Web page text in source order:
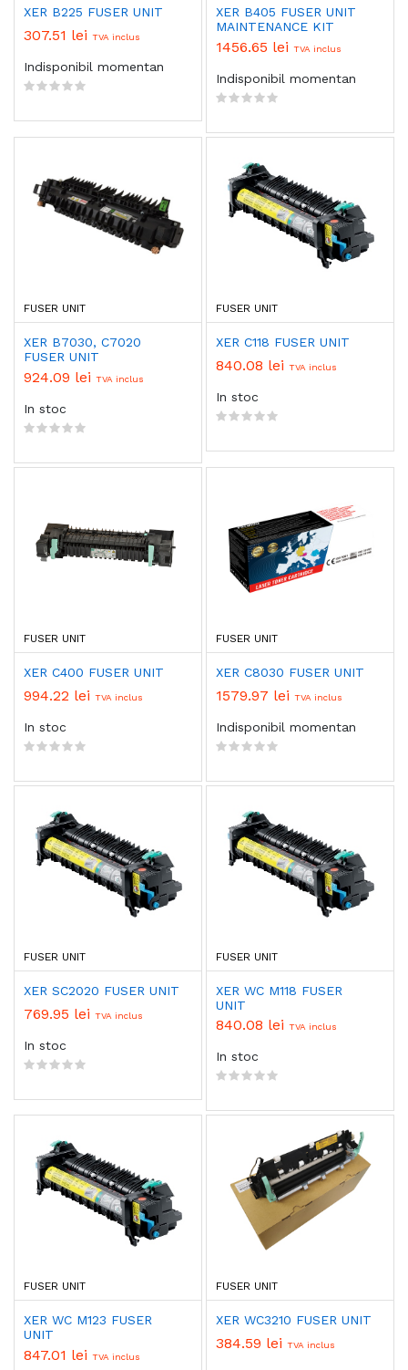
XER B225 FUSER UNIT
307.51 lei TVA inclus
Indisponibil momentan
XER B405 FUSER UNIT
MAINTENANCE KIT
1456.65 lei TVA inclus
Indisponibil momentan
FUSER UNIT
XER B7030, C7020
FUSER UNIT
924.09 lei TVA inclus
In stoc
FUSER UNIT
XER C118 FUSER UNIT
840.08 lei TVA inclus
In stoc
FUSER UNIT
XER C400 FUSER UNIT
994.22 lei TVA inclus
In stoc
FUSER UNIT
XER C8030 FUSER UNIT
1579.97 lei TVA inclus
Indisponibil momentan
FUSER UNIT
XER SC2020 FUSER UNIT
769.95 lei TVA inclus
In stoc
FUSER UNIT
XER WC M118 FUSER
UNIT
840.08 lei TVA inclus
In stoc
FUSER UNIT
XER WC M123 FUSER
UNIT
847.01 lei TVA inclus
FUSER UNIT
XER WC3210 FUSER UNIT
384.59 lei TVA inclus